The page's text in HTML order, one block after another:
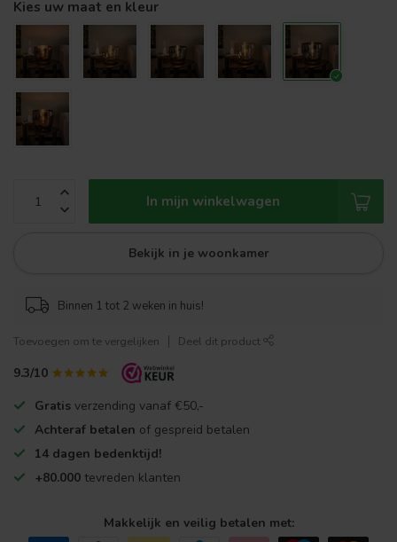
Kies uw maat en kleur
In mijn winkelwagen
Bekijk in je woonkamer
Binnen 1 tot 2 weken in huis!
Toevoegen om te vergelijken Deel dit product
9.3/10
Gratis verzending vanaf €50,-
Achteraf betalen of gespreid betalen
14 dagen bedenktijd!
+80.000 tevreden klanten
Makkelijk en veilig betalen met: